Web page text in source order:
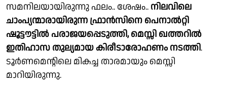
സമനിലയായിരുന്നു ഫലം.. ശേഷം.. നിലവിലെ
ചാംപ്യന്മാരായിരുന്ന ഫ്രാൻസിനെ പെനാൽറ്റി
ഷൂട്ടൗട്ടിൽ പരാജയപ്പെടുത്തി, മെസ്സി ഖത്തറിൽ
ഇതിഹാസ തുല്യമായ കിരീടാരോഹണം നടത്തി.
ടൂർണമെൻ്റിലെ മികച്ച താരമായും മെസ്സി
മാറിയിരുന്നു.